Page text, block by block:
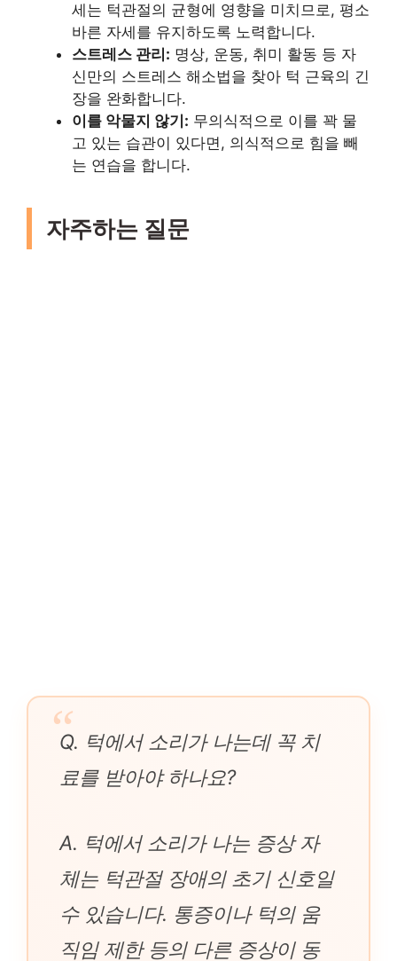
세는 턱관절의 균형에 영향을 미치므로, 평소
바른 자세를 유지하도록 노력합니다.
스트레스 관리: 명상, 운동, 취미 활동 등 자
신만의 스트레스 해소법을 찾아 턱 근육의 긴
장을 완화합니다.
이를 악물지 않기: 무의식적으로 이를 꽉 물
고 있는 습관이 있다면, 의식적으로 힘을 빼
는 연습을 합니다.
자주하는 질문
Q. 턱에서 소리가 나는데 꼭 치
료를 받아야 하나요?
A. 턱에서 소리가 나는 증상 자
체는 턱관절 장애의 초기 신호일
수 있습니다. 통증이나 턱의 움
직임 제한 등의 다른 증상이 동